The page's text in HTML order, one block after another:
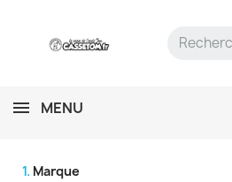
MENU
1. Marque